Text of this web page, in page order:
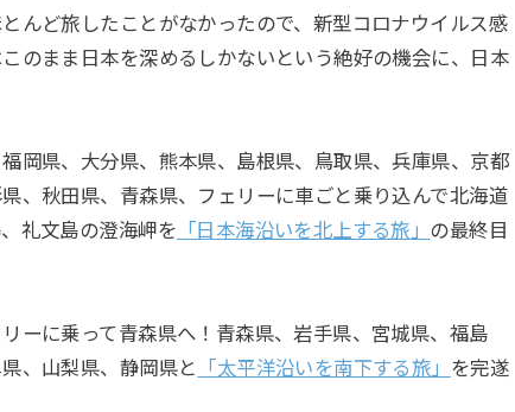
んど旅したことがなかったので、新型コロナウイルス感
のまま日本を深めるしかないという絶好の機会に、日本
岡県、大分県、熊本県、島根県、鳥取県、兵庫県、京都
、秋田県、青森県、フェリーに車ごと乗り込んで北海道
礼文島の澄海岬を 「日本海沿いを北上する旅」 の最終目
ーに乗って青森県へ！青森県、岩手県、宮城県、福島
、山梨県、静岡県と
「太平洋沿いを南下する旅」 を完遂